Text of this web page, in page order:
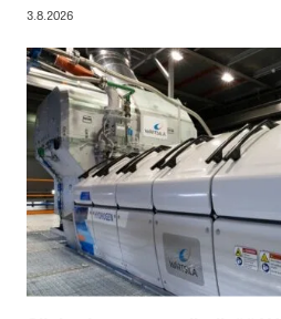
3.8.2026